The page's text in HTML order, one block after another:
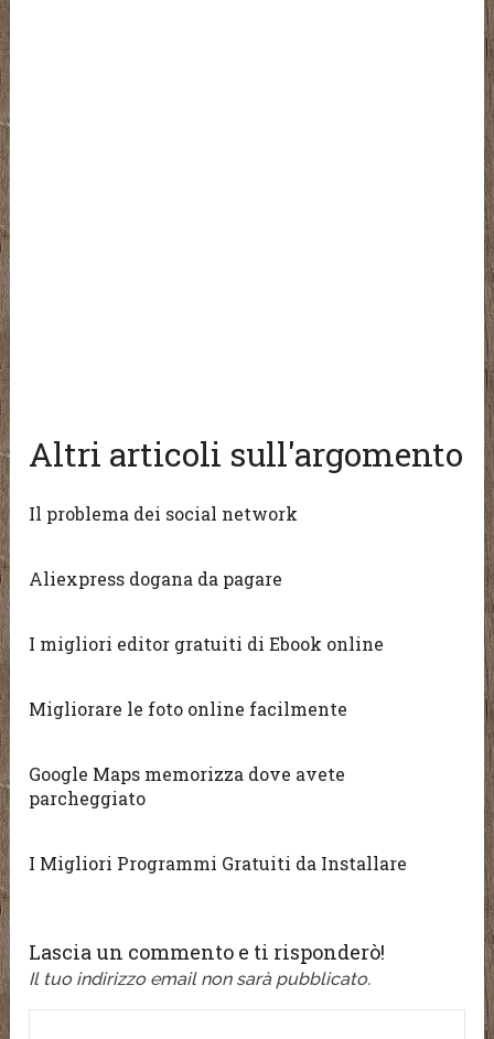
Altri articoli sull'argomento
Il problema dei social network
Aliexpress dogana da pagare
I migliori editor gratuiti di Ebook online
Migliorare le foto online facilmente
Google Maps memorizza dove avete
parcheggiato
I Migliori Programmi Gratuiti da Installare
Lascia un commento e ti risponderò!
Il tuo indirizzo email non sarà pubblicato.